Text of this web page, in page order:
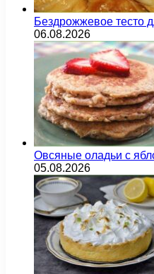
Бездрожжевое тесто
06.08.2026
Овсяные оладьи с
05.08.2026